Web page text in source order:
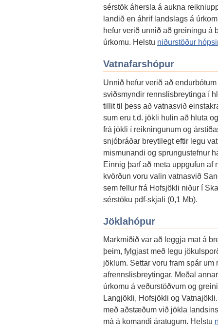
sérstök áhersla á aukna
landið en áhrif landslags á
hefur verið unnið að greiningu á
úrkomu. Helstu niðurstöður
Vatnafarshópur
Unnið hefur verið að
sviðsmyndir rennslisbreytinga í
tillit til þess að vatnasvið
sum eru t.d. jökli hulin að hluta
frá jökli í reikningunum og
snjóbráðar breytilegt eftir legu
mismunandi og sprungustefnur
Einnig þarf að meta uppgufun
kvörðun voru valin vatnasvið
sem fellur frá Hofsjökli niður í
sérstöku pdf-skjali (0,1 Mb).
Jöklahópur
Markmiðið var að leggja mat á
þeim, fylgjast með legu
jöklum. Settar voru fram spár
afrennslisbreytingar. Meðal
úrkomu á veðurstöðvum og
Langjökli, Hofsjökli og
með aðstæðum við jökla
má á komandi áratugum. Helstu